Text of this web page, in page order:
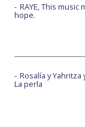
RAYE, This music
hope.
Rosalía y Yahritza
La perla